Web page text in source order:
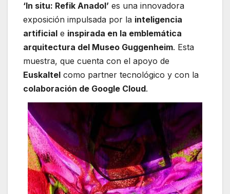
‘In situ: Refik Anadol’ es una innovadora
exposición impulsada por la inteligencia
artificial e inspirada en la emblemática
arquitectura del Museo Guggenheim. Esta
muestra, que cuenta con el apoyo de
Euskaltel como partner tecnológico y con la
colaboración de Google Cloud.